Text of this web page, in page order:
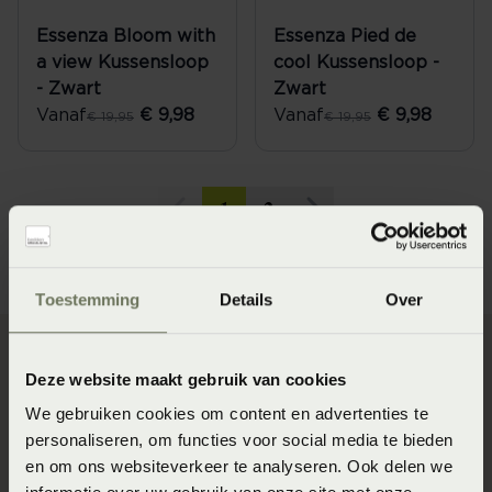
Toestemming Details Over
Deze website maakt gebruik van cookies
We gebruiken cookies om content en advertenties te
personaliseren, om functies voor social media te bieden
en om ons websiteverkeer te analyseren. Ook delen we
Essenza Bloom with
a view Kussensloop
- Zwart
Vanaf€ 19,95 € 9,98
Essenza Pied de
cool Kussensloop -
Zwart
Vanaf€ 19,95 € 9,98
1 2
Kussenslopen in